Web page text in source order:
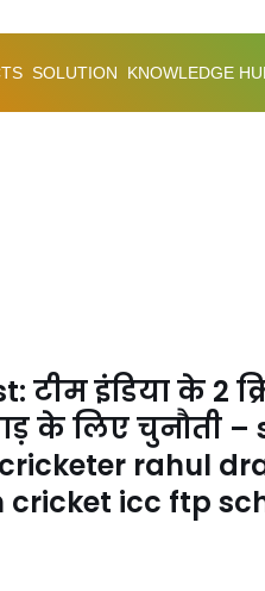
SOLUTION KNOWLEDGE
टीम इंडिया के 2
के लिए चुनौती –
rahul
cricket icc ftp